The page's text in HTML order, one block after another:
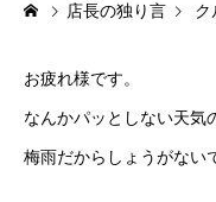
カーセンサー在庫情報
車検・定期点検
店長の独り言 ク
お疲れ様です。
なんかパッとしない天気
梅雨だからしょうがない